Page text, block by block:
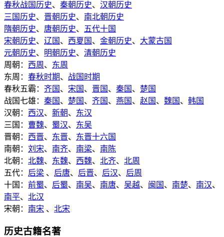
春秋战国历史、 秦朝历史、 汉朝历史
三国历史、 晋朝历史、 南北朝历史
隋朝历史、 唐朝历史、
五代十国
宋朝历史、 辽国 、 西夏国 、 金朝历史、 大蒙古国
元朝历史、 明朝历史、 清朝历史
周朝： 西周 、 东周
东周： 春秋时期、 战国时期
春秋五霸： 齐国 、 宋国 、 晋国 、 秦国 、 楚国
战国七雄： 秦国 、 楚国 、 齐国 、 燕国 、 赵国 、 魏国 、 韩国
汉朝： 西汉、 新朝、 东汉
三国： 曹魏、 蜀汉、 东吴
晋朝： 西晋、 东晋、 东晋十六国
南朝： 刘宋、 南齐、 南梁、 南陈
北朝： 北魏、 东魏、 西魏、 北齐、 北周
五代： 后梁 、 后唐、 后晋、 后汉、 后周
十国： 前蜀、 后蜀、 南吴、 南唐、 吴越、 闽国 、 南楚、 南汉、
南平、 北汉
宋朝： 南宋 、 北宋
历史古籍名著